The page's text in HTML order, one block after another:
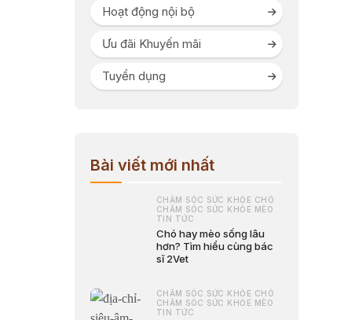
Hoạt động nội bộ
Ưu đãi Khuyến mãi
Tuyển dụng
Bài viết mới nhất
CHĂM SÓC SỨC KHỎE CHÓ
CHĂM SÓC SỨC KHỎE MÈO
TIN TỨC
Chó hay mèo sống lâu
hơn? Tìm hiểu cùng bác
sĩ 2Vet
CHĂM SÓC SỨC KHỎE CHÓ
CHĂM SÓC SỨC KHỎE MÈO
TIN TỨC